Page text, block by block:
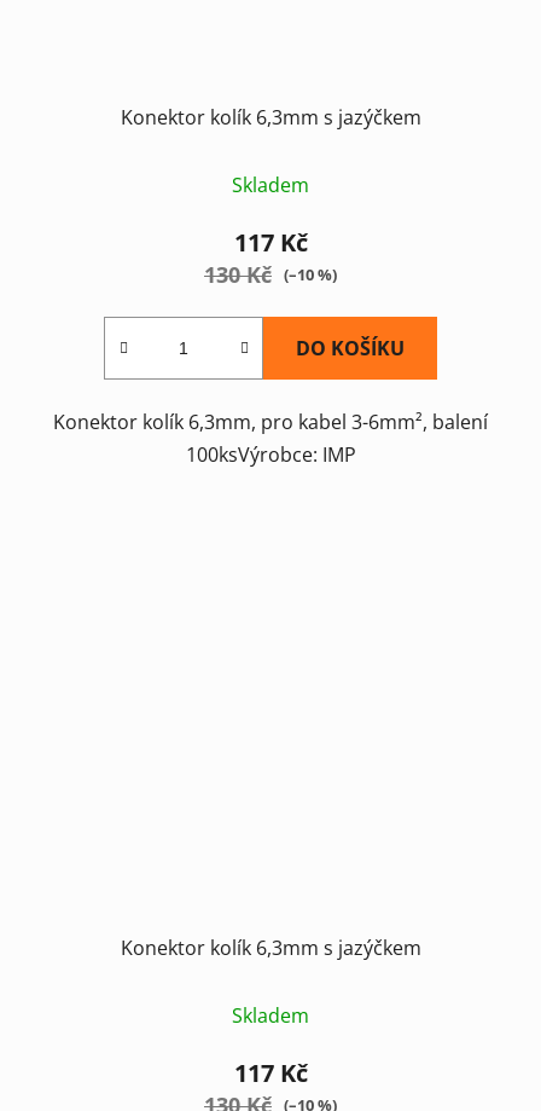
Konektor kolík 6,3mm s jazýčkem
Skladem
117 Kč
130 Kč (–10 %)
DO KOŠÍKU
Konektor kolík 6,3mm, pro kabel 3-6mm², balení
100ksVýrobce: IMP
Konektor kolík 6,3mm s jazýčkem
Skladem
117 Kč
130 Kč (–10 %)